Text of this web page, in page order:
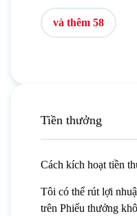
và thêm 58
Tiền thưởng
Cách kích hoạt tiền
Tôi có thể rút lợi
trên Phiếu thưởng